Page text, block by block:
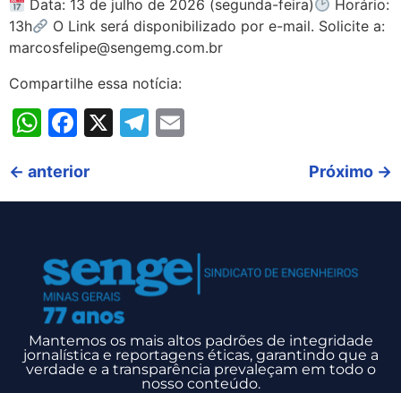
Data: 13 de julho de 2026 (segunda-feira)
Horário:
13h
O Link será disponibilizado por e-mail. Solicite a:
marcosfelipe@sengemg.com.br
Compartilhe essa notícia:
WhatsApp
Facebook
X Telegram
← anterior Próximo →
Mantemos os mais altos padrões de integridade
jornalística e reportagens éticas, garantindo que a
verdade e a transparência prevaleçam em todo o
nosso conteúdo.